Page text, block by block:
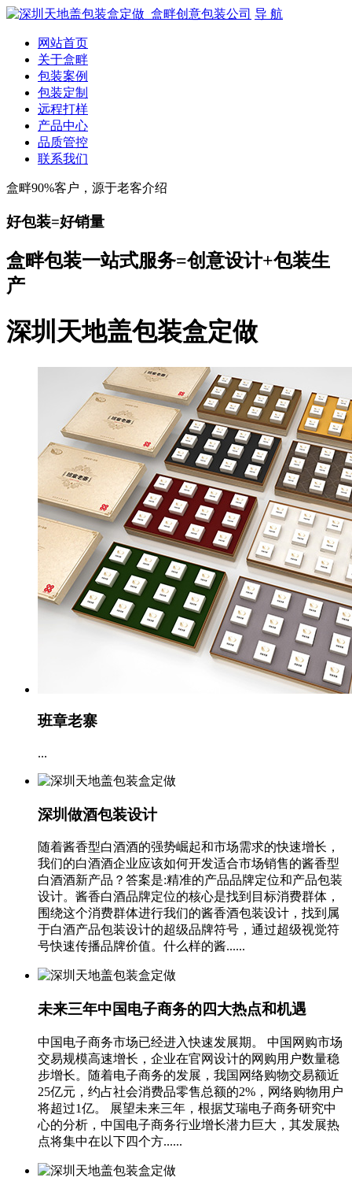
导 航
网站首页
关于盒畔
包装案例
包装定制
远程打样
产品中心
品质管控
联系我们
盒畔90%客户，源于老客介绍
好包装=好销量
盒畔包装一站式服务=创意设计+包装生
产
深圳天地盖包装盒定做
班章老寨
...
深圳做酒包装设计
随着酱香型白酒酒的强势崛起和市场需求的快速增长，
我们的白酒酒企业应该如何开发适合市场销售的酱香型
白酒酒新产品？答案是:精准的产品品牌定位和产品包装
设计。酱香白酒品牌定位的核心是找到目标消费群体，
围绕这个消费群体进行我们的酱香酒包装设计，找到属
于白酒产品包装设计的超级品牌符号，通过超级视觉符
号快速传播品牌价值。什么样的酱......
未来三年中国电子商务的四大热点和机遇
中国电子商务市场已经进入快速发展期。 中国网购市场
交易规模高速增长，企业在官网设计的网购用户数量稳
步增长。随着电子商务的发展，我国网络购物交易额近
25亿元，约占社会消费品零售总额的2%，网络购物用户
将超过1亿。 展望未来三年，根据艾瑞电子商务研究中
心的分析，中国电子商务行业增长潜力巨大，其发展热
点将集中在以下四个方......